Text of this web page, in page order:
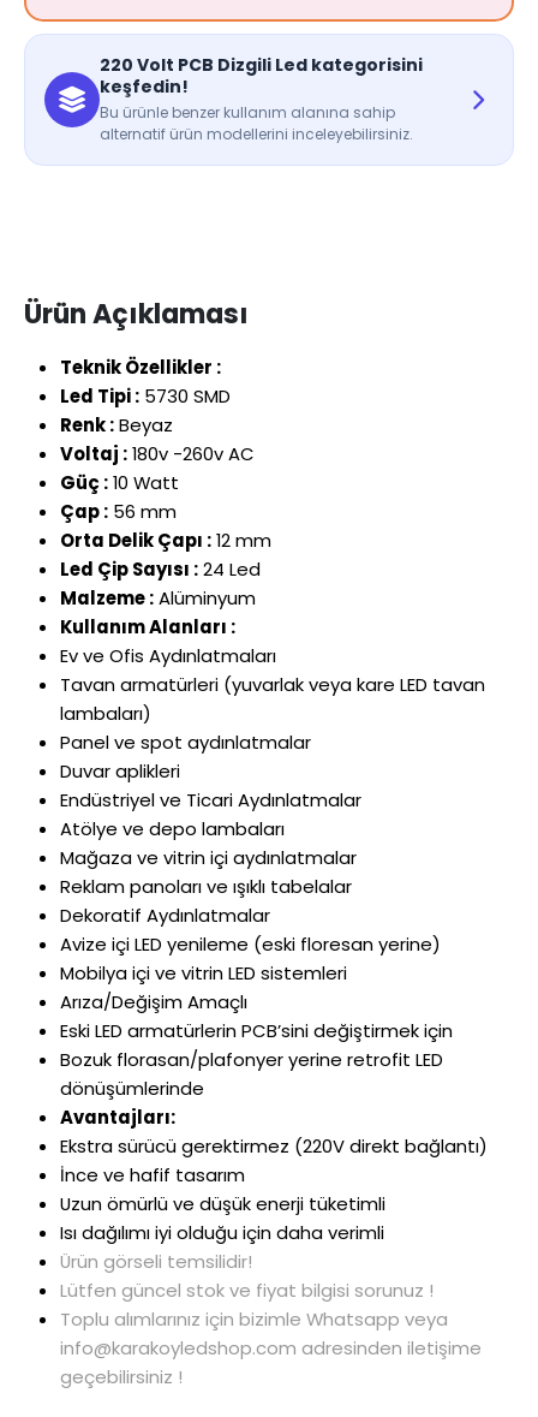
220 Volt PCB Dizgili Led kategorisini
keşfedin!
Bu ürünle benzer kullanım alanına sahip
alternatif ürün modellerini inceleyebilirsiniz.
Ürün Açıklaması
Teknik Özellikler :
Led Tipi :5730 SMD
Renk :Beyaz
Voltaj :180v -260v AC
Güç :10 Watt
Çap :56 mm
Orta Delik Çapı :12 mm
Led Çip Sayısı :24 Led
Malzeme :Alüminyum
Kullanım Alanları :
Ev ve Ofis Aydınlatmaları
Tavan armatürleri (yuvarlak veya kare LED tavan
lambaları)
Panel ve spot aydınlatmalar
Duvar aplikleri
Endüstriyel ve Ticari Aydınlatmalar
Atölye ve depo lambaları
Mağaza ve vitrin içi aydınlatmalar
Reklam panoları ve ışıklı tabelalar
Dekoratif Aydınlatmalar
Avize içi LED yenileme (eski floresan yerine)
Mobilya içi ve vitrin LED sistemleri
Arıza/Değişim Amaçlı
Eski LED armatürlerin PCB’sini değiştirmek için
Bozuk florasan/plafonyer yerine retrofit LED
dönüşümlerinde
Avantajları:
Ekstra sürücü gerektirmez (220V direkt bağlantı)
İnce ve hafif tasarım
Uzunömürlü ve düşük enerji tüketimli
Isı dağılımı iyi olduğu için daha verimli
Ürün görseli temsilidir!
Lütfen güncel stok ve fiyat bilgisi sorunuz !
Toplu alımlarınız için bizimle Whatsapp veya
info@karakoyledshop.com adresinden iletişime
geçebilirsiniz !